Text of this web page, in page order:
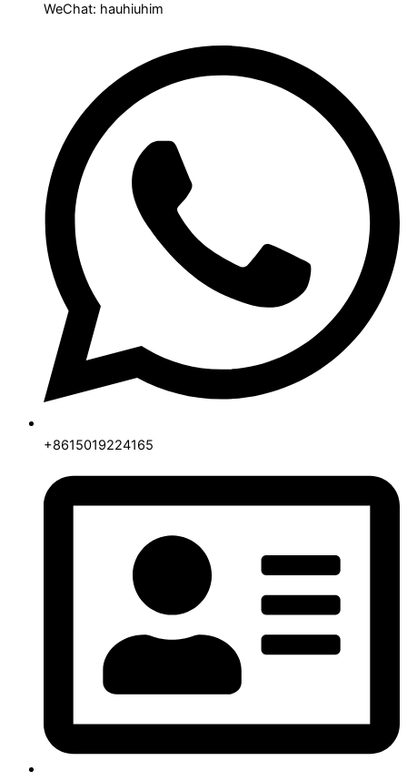
WeChat: hauhiuhim
+8615019224165